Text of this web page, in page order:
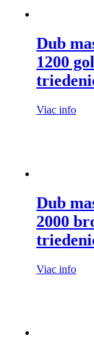
Dub
1200
Viac info
Dub
2000
Viac info